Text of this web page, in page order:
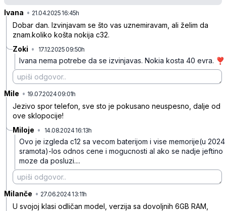
Ivana • 21.04.2025 16:45h
Dobar dan. Izvinjavam se što vas uznemiravam, ali želim da
znam.koliko košta nokija c32.
Zoki • 17.12.2025 09:50h
Ivana nema potrebe da se izvinjavas. Nokia kosta 40 evra. ❣️
Mile • 19.07.2024 09:01h
Jezivo spor telefon, sve sto je pokusano neuspesno, dalje od
ove sklopocije!
Miloje • 14.08.2024 16:13h
Ovo je izgleda c12 sa vecom baterijom i vise memorije(u 2024
sramota)-los odnos cene i mogucnosti al ako se nadje jeftino
moze da posluzi....
Milanče • 27.06.2024 13:11h
U svojoj klasi odličan model, verzija sa dovoljnih 6GB RAM,